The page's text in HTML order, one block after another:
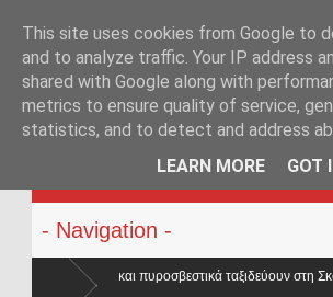
ταξιδεύουν στη Σκόπελο για να βάλουν
This site uses cookies from Google to
and to analyze traffic. Your IP address
shared with Google along with
metrics to ensure quality of service,
statistics, and to detect and address
LEARN MORE
GOT